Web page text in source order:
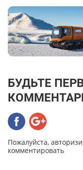
БУДЬТЕ
Пожалуйста,
комментировать